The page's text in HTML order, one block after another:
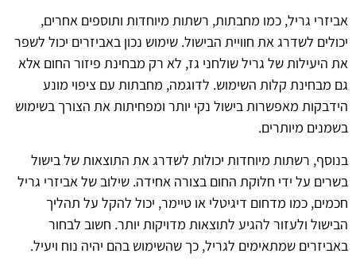
אביזרי גריל, כמו מחבתות, רשתות מיוחדות ותוספים אחרים,
יכולים לשדרג את חוויית הבישול. שימוש נכון באביזרים יכול לשפר
את היעילות של גריל שולחני גז, לא רק מבחינת פיזור החום אלא
גם מבחינת קלות השימוש. לדוגמה, מחבתות עם ציפוי מונע
הידבקות מאפשרות בישול נקי יותר ומפחיתות את הצורך בשימוש
בשמנים מיותרים.
בנוסף, רשתות מיוחדות יכולות לשדרג את התוצאות של בישול
בשרים על ידי חלוקת החום בצורה אחידה. שילוב של אביזרי גריל
חכמים, כמו מדחום דיגיטלי או טיימר, יכול להקל על תהליך
הבישול ולעזור להגיע לתוצאות מדויקות יותר. חשוב לבחור
באביזרים שמתאימים לגריל, כך שהשימוש בהם יהיה נוח ויעיל.